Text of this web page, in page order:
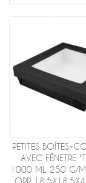
PETITES
AVEC FÊNETRE
1000 ML 250 G/
OPP